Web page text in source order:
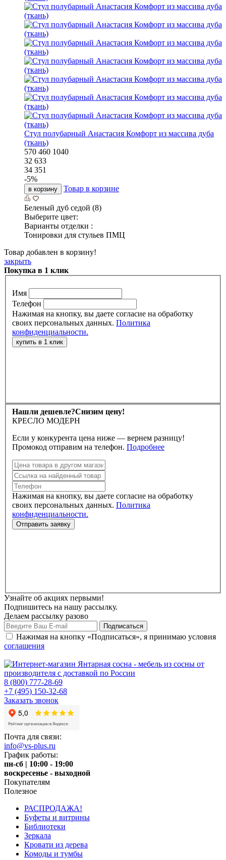
Стул полубарный Анастасия Комфорт из массива дуба
(ткань)
570 460 1040
32 633
34 351
-5%
в корзину Товар в корзине
Беленый дуб седой (8)
Выберите цвет:
Варианты отделки :
Тонировки для стульев ПМЦ
Товар добавлен в корзину!
закрыть
Покупка в 1 клик
Имя
Телефон
Нажимая на кнопку, вы даете согласие на обработку
своих персональных данных. Политика
конфиденциальности.
Нашли дешевле?Снизим цену!
КРЕСЛО МОДЕРН
Если у конкурента цена ниже — вернем разницу!
Промокод отправим на телефон. Подробнее
Нажимая на кнопку, вы даете согласие на обработку
своих персональных данных. Политика
конфиденциальности.
Узнайте об акциях первыми!
Подпишитесь на нашу рассылку.
Делаем рассылку разово
Нажимая на кнопку «Подписаться», я принимаю условия
соглашения
8 (800) 777-28-69
+7 (495) 150-32-68
Заказать звонок
Почта для связи:
info@vs-plus.ru
График работы:
пн-сб | 10:00 - 19:00
воскресенье - выходной
Покупателям
Полезное
РАСПРОДАЖА!
Буфеты и витрины
Библиотеки
Зеркала
Кровати из дерева
Комоды и тумбы